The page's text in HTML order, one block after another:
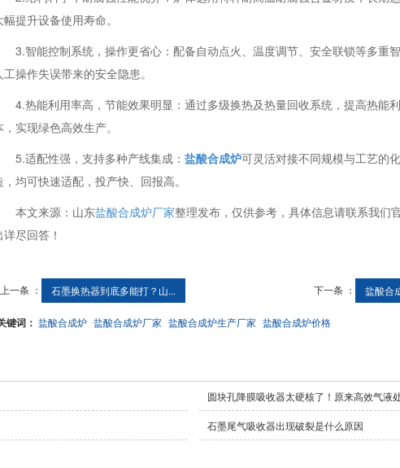
幅提升设备使用寿命。
3.智能控制系统，操作更省心：配备自动点火、温度调节、安全联锁等多重
工操作失误带来的安全隐患。
4.热能利用率高，节能效果明显：通过多级换热及热量回收系统，提高热能
，实现绿色高效生产。
5.适配性强，支持多种产线集成： 盐酸合成炉可灵活对接不同规模与工艺的
，均可快速适配，投产快、回报高。
本文来源：山东盐酸合成炉厂家整理发布，仅供参考，具体信息请联系我们
详尽回答！
上一条 ： 石墨换热器到底多能打？山... 下一条 ： 盐酸合
键词： 盐酸合成炉 盐酸合成炉厂家 盐酸合成炉生产厂家 盐酸合成炉价格
圆块孔降膜吸收器太硬核了！原来高效气液
石墨尾气吸收器出现破裂是什么原因